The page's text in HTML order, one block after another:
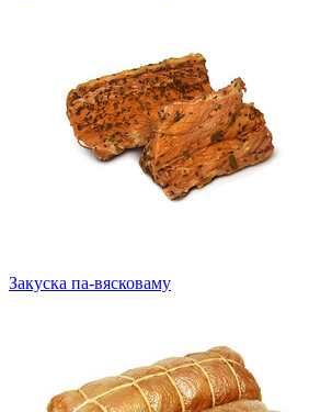
Закуска па-вясковаму